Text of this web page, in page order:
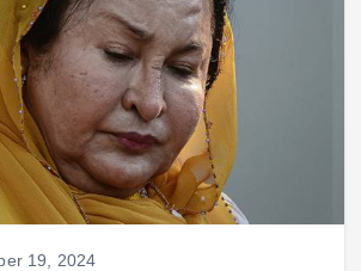
19, 2024